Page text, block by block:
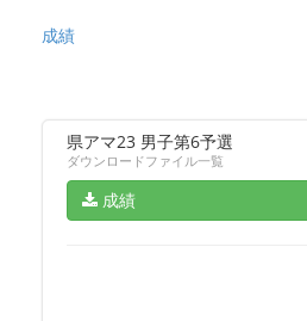
成績
県アマ23 男子第6予選
ダウンロードファイル一覧
成績